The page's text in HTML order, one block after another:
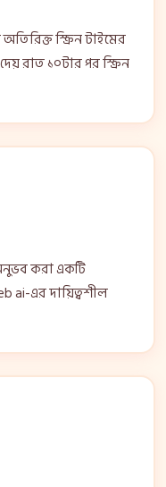
স্ক্রিন টাইমের
রাত ১০টার পর স্ক্রিন
করা একটি
ai-এর দায়িত্বশীল